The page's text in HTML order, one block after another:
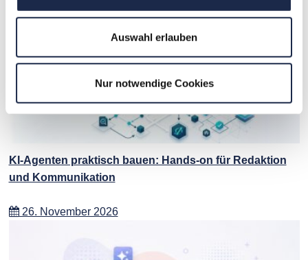
Auswahl erlauben
Nur notwendige Cookies
KI-Agenten praktisch bauen: Hands-on für Redaktion
und Kommunikation
26. November 2026